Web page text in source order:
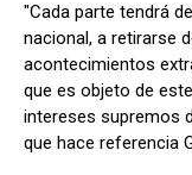
"Cada parte tendrá
nacional, a retirarse
acontecimientos
que es objeto de
intereses supremos
que hace referencia